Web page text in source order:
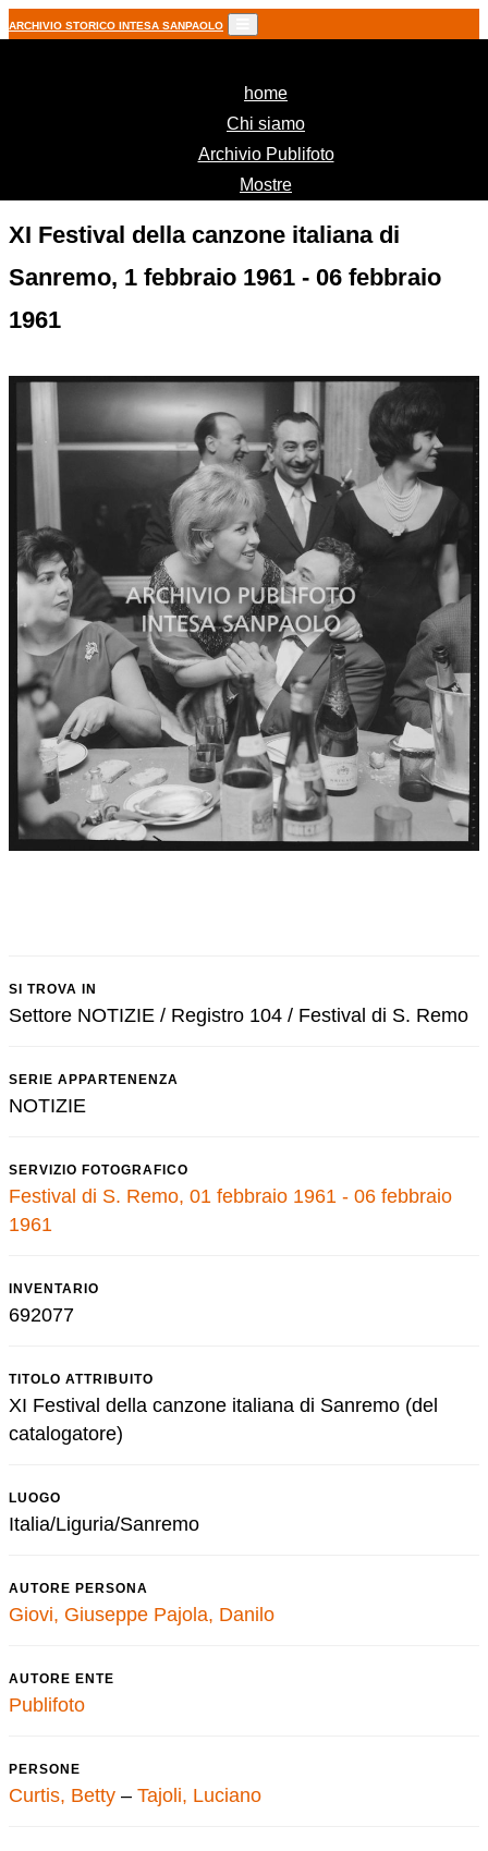
ARCHIVIO STORICO INTESA SANPAOLO
home(current)
Chi siamo
Archivio Publifoto
Mostre
XI Festival della canzone italiana di
Sanremo, 1 febbraio 1961 - 06 febbraio
1961
SI TROVA IN
Settore NOTIZIE / Registro 104 / Festival di S. Remo
SERIE APPARTENENZA
NOTIZIE
SERVIZIO FOTOGRAFICO
Festival di S. Remo, 01 febbraio 1961 - 06 febbraio
1961
INVENTARIO
692077
TITOLO ATTRIBUITO
XI Festival della canzone italiana di Sanremo (del
catalogatore)
LUOGO
Italia/Liguria/Sanremo
AUTORE PERSONA
Giovi, Giuseppe Pajola, Danilo
AUTORE ENTE
Publifoto
PERSONE
Curtis, Betty – Tajoli, Luciano